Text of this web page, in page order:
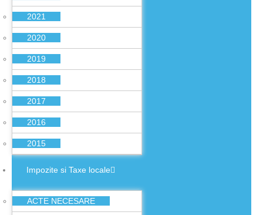
2021
2020
2019
2018
2017
2016
2015
Impozite si Taxe locale
ACTE NECESARE